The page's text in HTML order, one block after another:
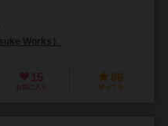
Works）
15
お気に入り
86
持ってる